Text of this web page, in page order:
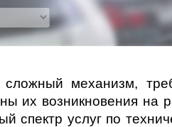
механизм,
их возникновения на
спектр услуг по